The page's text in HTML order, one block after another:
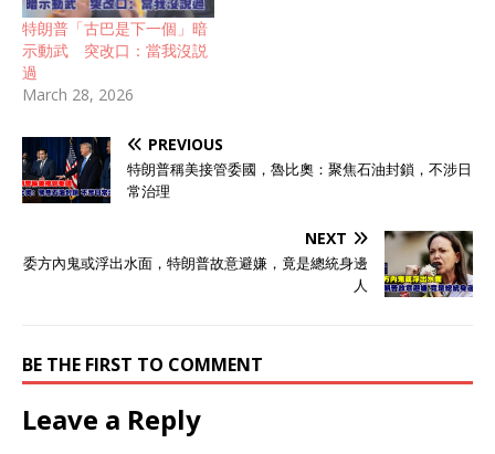
特朗普「古巴是下一個」暗
示動武 突改口：當我沒説
過
March 28, 2026
PREVIOUS
​特朗普稱美接管委國，魯比奧：聚焦石油封鎖，不涉日
常治理
NEXT
委方內鬼或浮出水面，特朗普故意避嫌，竟是總統身邊
人
BE THE FIRST TO COMMENT
Leave a Reply